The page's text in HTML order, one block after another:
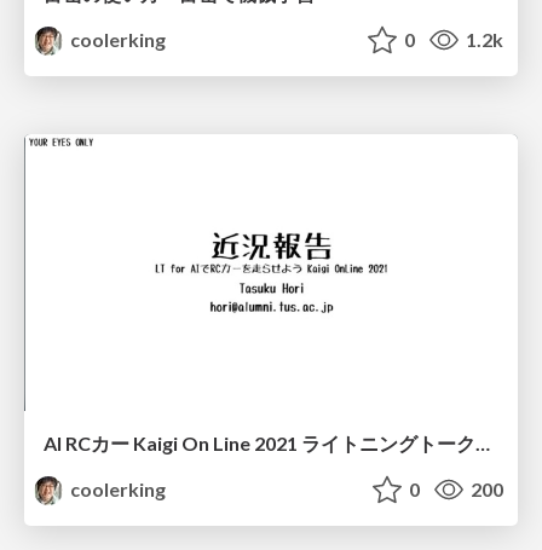
coolerking
0 1.2k
AI RCカー Kaigi On Line 2021 ライトニングトーク資料
coolerking
0 200